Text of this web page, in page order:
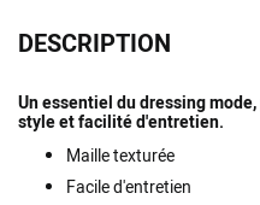
DESCRIPTION
Un essentiel du dressing
style et facilité d'entretien.
Maille texturée
Facile d'entretien